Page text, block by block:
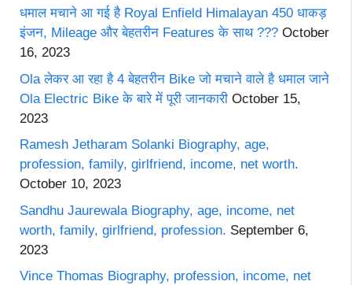
धमाल मचाने आ गई है Royal Enfield Himalayan 450 धाकड़
इंजन, Mileage और बेहतरीन Features के साथ ??? October
16, 2023
Ola लेकर आ रहा है 4 बेहतरीन Bike जो मचाने वाले है धमाल जाने
Ola Electric Bike के बारे में पूरी जानकारी October 15,
2023
Ramesh Jetharam Solanki Biography, age,
profession, family, girlfriend, income, net worth.
October 10, 2023
Sandhu Jaurewala Biography, age, income, net
worth, family, girlfriend, profession. September 6,
2023
Vince Thomas Biography, profession, income, net